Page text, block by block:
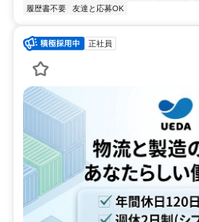
履歴書不要
友達と応募OK
正社員